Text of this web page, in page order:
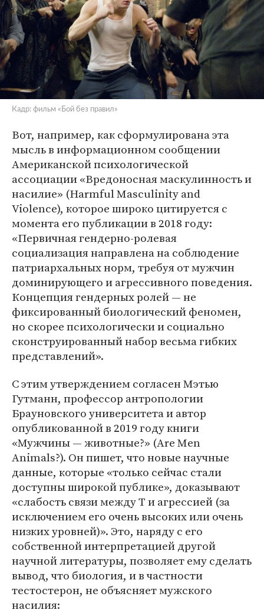
Кадр: фильм «Бой без правил»
Вот, например, как сформулирована эта
мысль в информационном сообщении
Американской психологической
ассоциации «Вредоносная маскулинность и
насилие» (Harmful Masculinity and
Violence), которое широко цитируется с
момента его публикации в 2018 году:
«Первичная гендерно-ролевая
социализация направлена на соблюдение
патриархальных норм, требуя от мужчин
доминирующего и агрессивного поведения.
Концепция гендерных ролей — не
фиксированный биологический феномен,
но скорее психологически и социально
сконструированный набор весьма гибких
представлений».
С этим утверждением согласен Мэтью
Гутманн, профессор антропологии
Брауновского университета и автор
опубликованной в 2019 году книги
«Мужчины — животные?» (Are Men
Animals?). Он пишет, что новые научные
данные, которые «только сейчас стали
доступны широкой публике», доказывают
«слабость связи между Т и агрессией (за
исключением его очень высоких или очень
низких уровней)». Это, наряду с его
собственной интерпретацией другой
научной литературы, позволяет ему сделать
вывод, что биология, и в частности
тестостерон, не объясняет мужского
насилия: